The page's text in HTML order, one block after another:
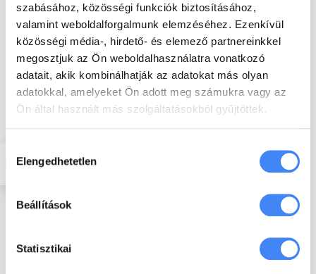
szabásához, közösségi funkciók biztosításához,
valamint weboldalforgalmunk elemzéséhez. Ezenkívül
közösségi média-, hirdető- és elemező partnereinkkel
megosztjuk az Ön weboldalhasználatra vonatkozó
adatait, akik kombinálhatják az adatokat más olyan
adatokkal, amelyeket Ön adott meg számukra vagy az
Ön által használt más szolgáltatásokból gyűjtöttek.
kiválasztása
Elengedhetetlen
Beállítások
Statisztikai
Kérdés, megjegyzés
Elfogadom az Exaro Kft.
Feliratkozom a Workspace oktatási és